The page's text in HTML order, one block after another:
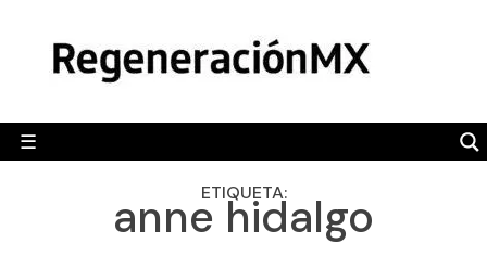
content
☰
POLÍTICA
CAMALEÓN
OPINIÓN
ETIQUETA:
anne hidalgo